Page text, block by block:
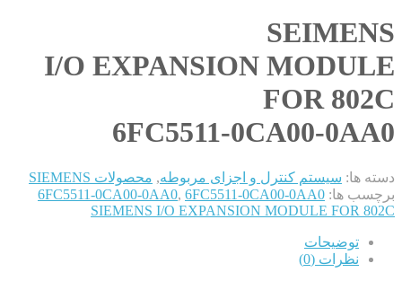
SEIMENS
I/O EXPANSION MODULE
FOR 802C
6FC5511-0CA00-0AA0
دسته ها: سیستم کنترل و اجزای مربوطه, محصولات SIEMENS
برچسب ها:
6FC5511-0CA00-0AA0, 6FC5511-0CA00-0AA0
SIEMENS I/O EXPANSION MODULE FOR 802C
توضیحات
نظرات (0)